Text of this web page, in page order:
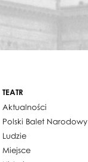
TEATR
Aktualności
Polski Balet Narodowy
Ludzie
Miejsce